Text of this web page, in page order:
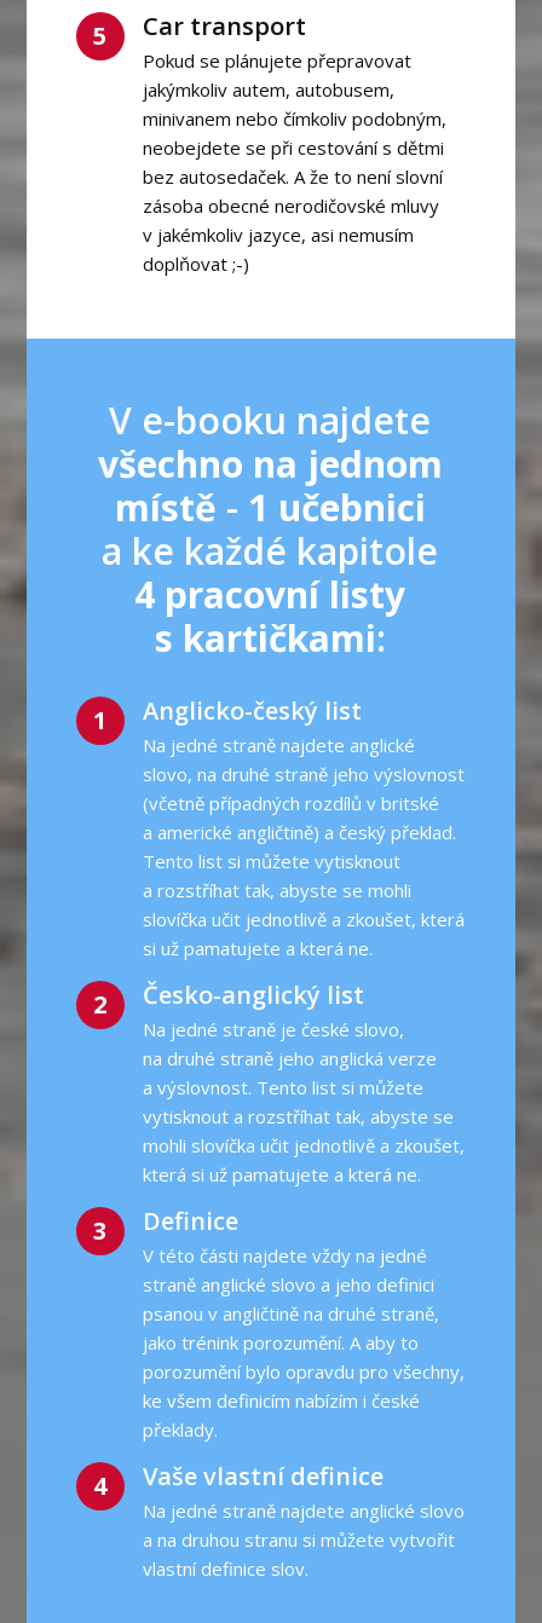
5 Car transport
Pokud se plánujete přepravovat
jakýmkoliv autem, autobusem,
minivanem nebo čímkoliv podobným,
neobejdete se při cestování s dětmi
bez autosedaček. A že to není slovní
zásoba obecné nerodičovské mluvy
v jakémkoliv jazyce, asi nemusím
doplňovat ;-)
V e-booku najdete
všechno na jednom
místě - 1 učebnici
a ke každé kapitole
4 pracovní listy
s kartičkami:
1 Anglicko-český list
Na jedné straně najdete anglické
slovo, na druhé straně jeho výslovnost
(včetně případných rozdílů v britské
a americké angličtině) a český překlad.
Tento list si můžete vytisknout
a rozstříhat tak, abyste se mohli
slovíčka učit jednotlivě a zkoušet, která
si už pamatujete a která ne.
2 Česko-anglický list
Na jedné straně je české slovo,
na druhé straně jeho anglická verze
a výslovnost. Tento list si můžete
vytisknout a rozstříhat tak, abyste se
mohli slovíčka učit jednotlivě a zkoušet,
která si už pamatujete a která ne.
3 Definice
V této části najdete vždy na jedné
straně anglické slovo a jeho definici
psanou v angličtině na druhé straně,
jako trénink porozumění. A aby to
porozumění bylo opravdu pro všechny,
ke všem definicím nabízím i české
překlady.
4 Vaše vlastní definice
Na jedné straně najdete anglické slovo
a na druhou stranu si můžete vytvořit
vlastní definice slov.